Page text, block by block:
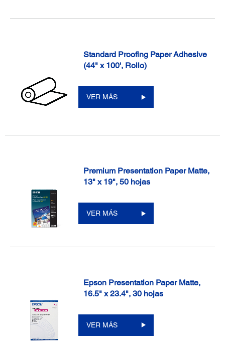
Standard Proofing Paper Adhesive
(44" x 100', Rollo)
VER MÁS
Premium Presentation Paper Matte,
13" x 19", 50 hojas
VER MÁS
Epson Presentation Paper Matte,
16.5" x 23.4", 30 hojas
VER MÁS